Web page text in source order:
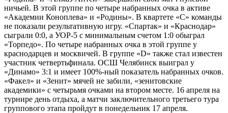
ничьей. В этой группе по четыре набранных очка в активе
«Академии Коноплева» и «Родины». В квартете «C» команды
не показали результативную игру. «Спартак» и «Краснодар»
сыграли 0:0, а УОР-5 с минимальным счетом 1:0 обыграл
«Торпедо». По четыре набранных очка в этой группе у
краснодарцев и москвичей. В группе «D» также стал известен
участник четвертьфинала. ОСШ Челябинск выиграл у
«Динамо» 3:1 и имеет 100%-ный показатель набранных очков.
«Факел» и «Зенит» мячей не забили, «зенитовские
академики» с четырьмя очками на втором месте. 16 апреля на
турнире день отдыха, а матчи заключительного третьего тура
группового этапа пройдут в понедельник 17 апреля.